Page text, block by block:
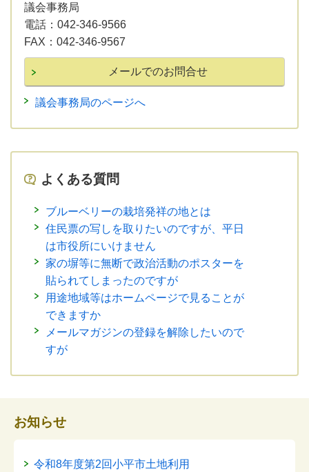
議会事務局
電話： 042-346-9566
FAX： 042-346-9567
議会事務局のページへ
よくある質問
ブルーベリーの栽培発祥の地とは
住民票の写しを取りたいのですが、平日
は市役所にいけません
家の塀等に無断で政治活動のポスターを
貼られてしまったのですが
用途地域等はホームページで見ることが
できますか
メールマガジンの登録を解除したいので
すが
お知らせ
令和8年度第2回小平市土地利用